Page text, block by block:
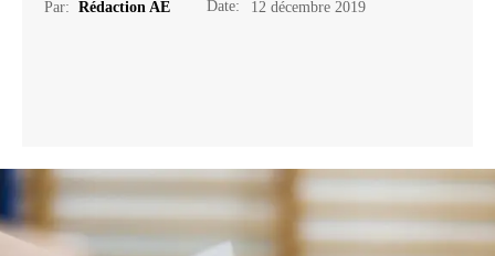
Par: Rédaction AE Date: 12 décembre 2019